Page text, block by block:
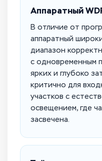
Аппаратный
В отличие от
аппаратный
диапазон
с одновременным
ярких и глубоко
критично для
участков с
освещением, где
засвечена.